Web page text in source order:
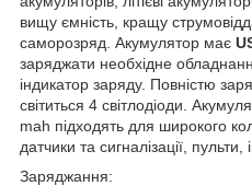
вищу ємність, кращу
саморозряд. Акумулятор має
заряджати необхідне
індикатор заряду. Повністю
світиться 4 світлодіоди.
mah підходять для широкого
датчики та сигналізації,
Заряджання: